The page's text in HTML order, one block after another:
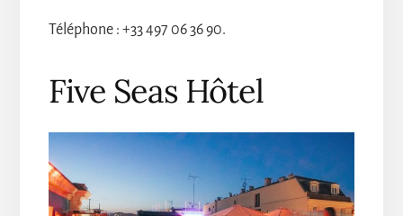
Téléphone : +33 497 06 36 90.
Five Seas Hôtel